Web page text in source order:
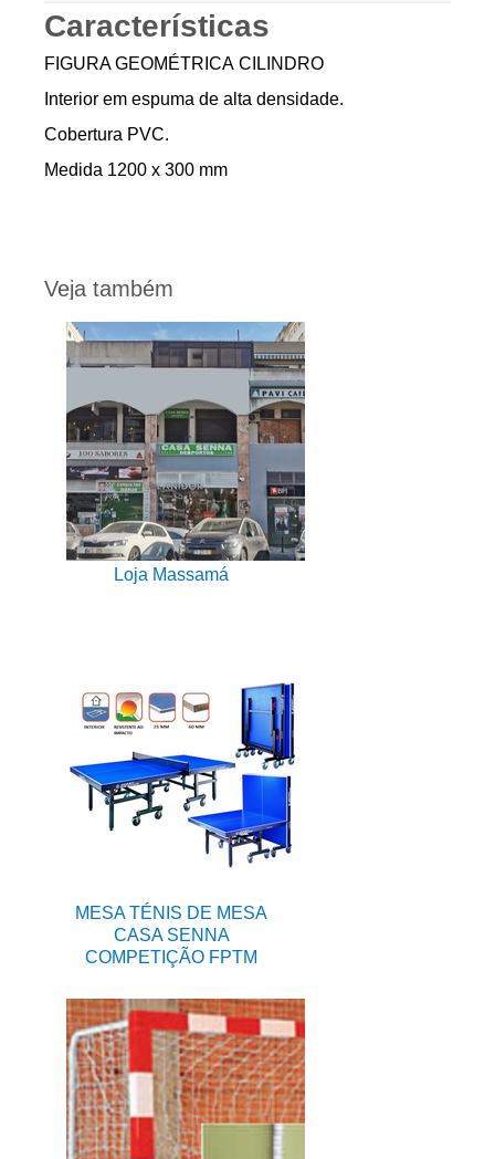
Características
FIGURA GEOMÉTRICA CILINDRO
Interior em espuma de alta densidade.
Cobertura PVC.
Medida 1200 x 300 mm
Veja também
Loja Massamá
MESA TÉNIS DE MESA
CASA SENNA
COMPETIÇÃO FPTM